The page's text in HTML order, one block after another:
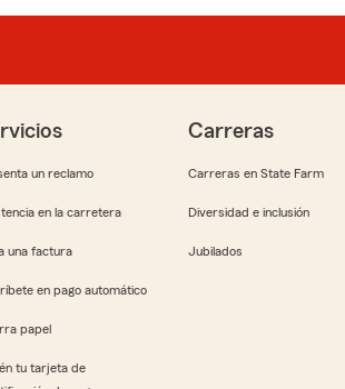
un reclamo
en la carretera
una factura
en pago automático
papel
tu tarjeta de
Carreras
Carreras en State Farm
Diversidad e inclusión
Jubilados